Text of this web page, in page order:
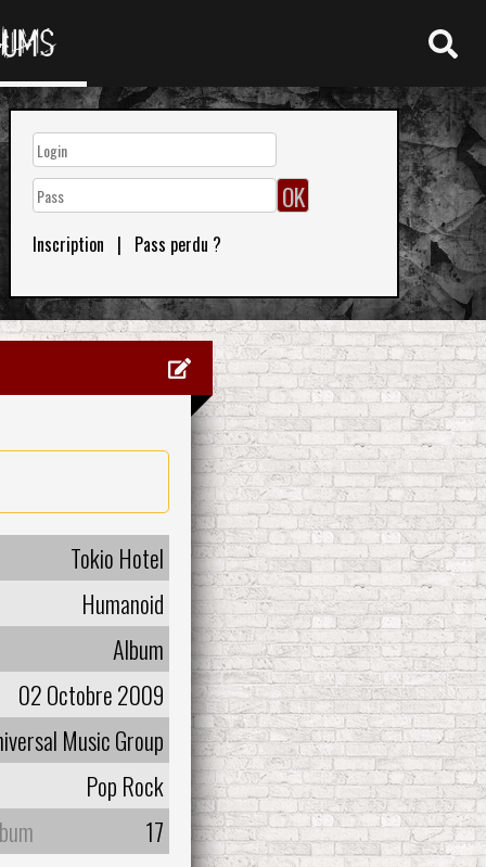
Inscription | Pass perdu ?
Tokio Hotel
Humanoid
Album
02 Octobre 2009
Music Group
Pop Rock
17